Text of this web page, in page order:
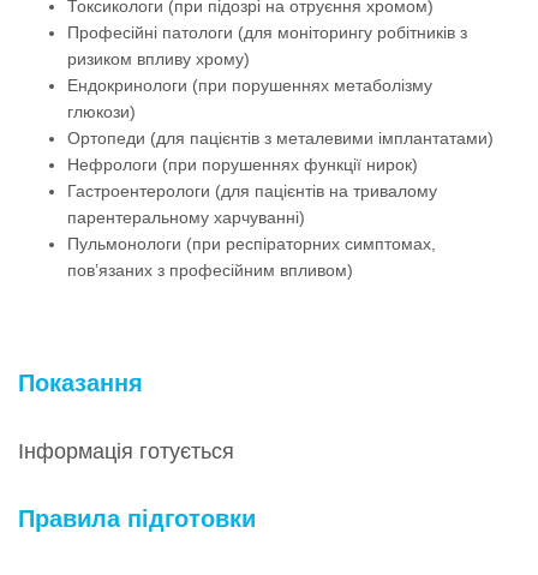
Токсикологи (при підозрі на отруєння хромом)
Професійні патологи (для моніторингу робітників з
ризиком впливу хрому)
Ендокринологи (при порушеннях метаболізму
глюкози)
Ортопеди (для пацієнтів з металевими імплантатами)
Нефрологи (при порушеннях функції нирок)
Гастроентерологи (для пацієнтів на тривалому
парентеральному харчуванні)
Пульмонологи (при респіраторних симптомах,
пов’язаних з професійним впливом)
Показання
Інформація готується
Правила підготовки